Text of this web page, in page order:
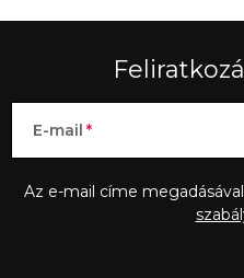
E-mail
Az e-mail címe